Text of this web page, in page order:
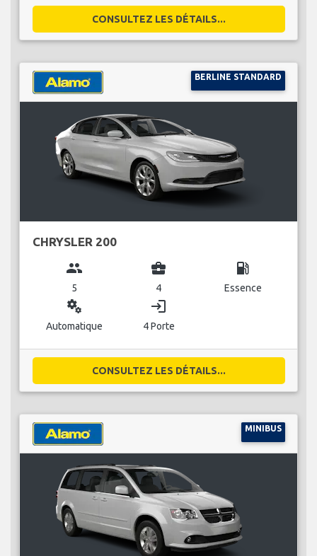
CONSULTEZ LES DÉTAILS...
BERLINE STANDARD
CHRYSLER 200
group
5
business_center
4
local_gas_station
Essence
miscellaneous_services
Automatique
login
4 Porte
CONSULTEZ LES DÉTAILS...
MINIBUS